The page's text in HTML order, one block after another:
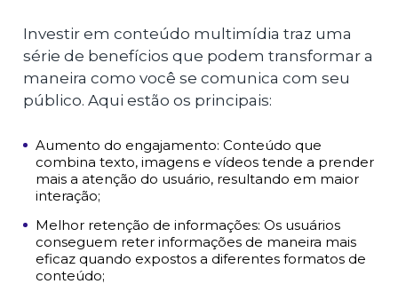
Investir em conteúdo multimídia traz uma
série de benefícios que podem transformar a
maneira como você se comunica com seu
público. Aqui estão os principais:
Aumento do engajamento: Conteúdo que
combina texto, imagens e vídeos tende a prender
mais a atenção do usuário, resultando em maior
interação;
Melhor retenção de informações: Os usuários
conseguem reter informações de maneira mais
eficaz quando expostos a diferentes formatos de
conteúdo;